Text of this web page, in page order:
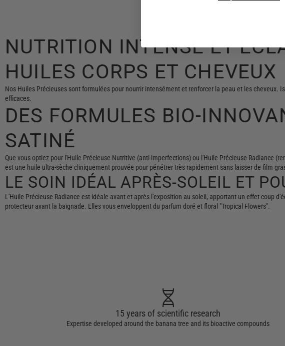
NUTRITION INTENSE ET
HUILES CORPS ET CHEVEUX
Nos Huiles Précieuses sont formulées pour nourrir intensément et renforcer la peau et les
efficaces.
DES FORMULES BIO-
SATINÉ
Que vous optiez pour l'Huile Précieuse Nutritive (anti-imperfections) ou l'Huile Précieuse Radiance
est une huile ultra-sèche cliniquement prouvée pour pénétrer très rapidement sans laisser de film
LE SOIN IDÉAL APRÈS-SOLEIL ET
L'Huile Précieuse Radiance est idéale avant et après l'exposition au soleil, apportant un effet coup
protecteur avant la baignade. Elles vous enveloppent du parfum doré et floral "Tropical Flowers".
genetics
15 years of scientific research
Expertise developed around the banana tree and its bioactive compounds